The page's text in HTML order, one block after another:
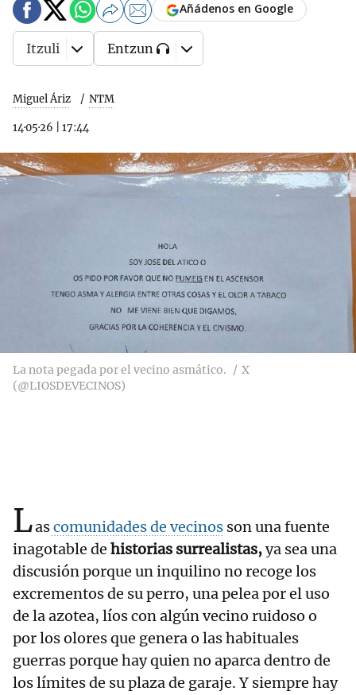
Miguel Áriz NTM
14·05·26 17:44
Añádenos en Google
Itzuli Entzun
La nota pegada por el vecino asmático.
X
(@LIOSDEVECINOS)
Lascomunidades de vecinos son una fuente
inagotable de historias surrealistas,ya sea una
discusión porque un inquilino no recoge los
excrementos de su perro, una pelea por el uso
de la azotea, líos con algún vecino ruidoso o
por los olores que genera o las habituales
guerras porque hay quien no aparca dentro de
los límites de su plaza de garaje. Y siempre hay